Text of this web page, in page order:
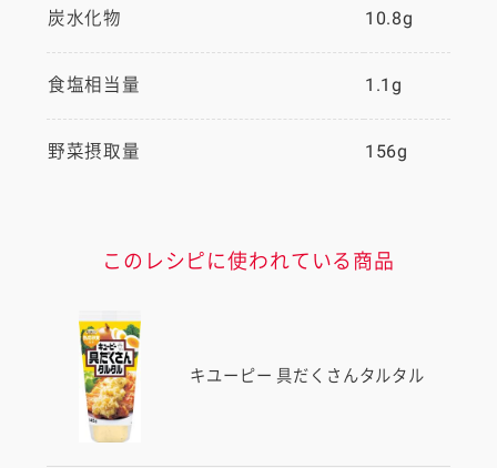
炭水化物 10.8g
食塩相当量 1.1g
野菜摂取量 156g
このレシピに使われている商品
キユーピー 具だくさんタルタル